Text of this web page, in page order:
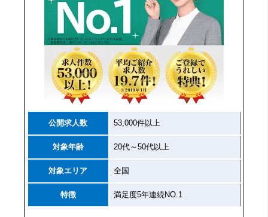
公開求人数 53,000件以上
対象年齢 20代～50代以上
対象エリア 全国
特徴 満足度5年連続NO.1